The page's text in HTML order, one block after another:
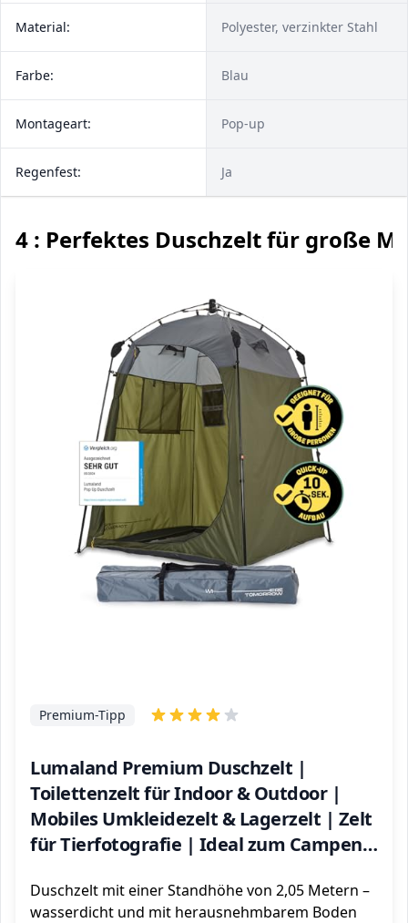
Material: Polyester, verzinkter Stahl
Farbe: Blau
Montageart: Pop-up
Regenfest: Ja
4 : Perfektes Duschzelt für große
Lumaland Premium Duschzelt |
Toilettenzelt für Indoor & Outdoor |
Mobiles Umkleidezelt & Lagerzelt | Zelt
für Tierfotografie | Ideal zum Campen,
Windfest [Grün]
Premium-Tipp
Duschzelt mit einer Standhöhe von 2,05 Metern –
wasserdicht und mit herausnehmbarem Boden